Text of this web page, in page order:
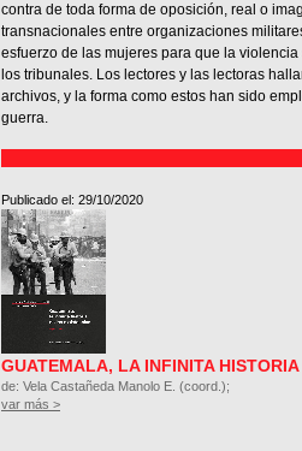
contra de toda forma de oposición, real o
transnacionales entre organizaciones
esfuerzo de las mujeres para que la
los tribunales. Los lectores y las lectoras
archivos, y la forma como estos han sido
guerra.
Publicado el: 29/10/2020
GUATEMALA, LA INFINITA
de: Vela Castañeda Manolo E. (coord.);
var más >